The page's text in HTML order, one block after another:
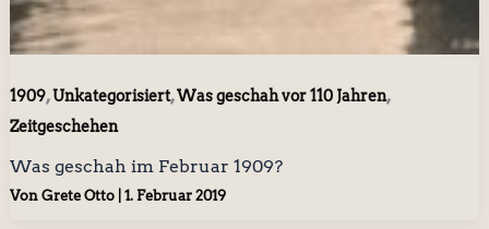
1909,Unkategorisiert,Was geschah vor 110 Jahren,
Zeitgeschehen
Was geschah im Februar 1909?
Von Grete Otto 1. Februar 2019